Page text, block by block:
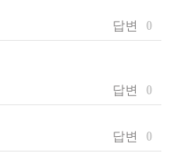
답변 0
답변 0
답변 0